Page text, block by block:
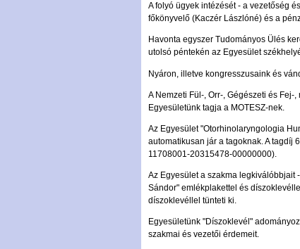
A folyó ügyek intézését - a vezetőség
főkönyvelő (Kaczér Lászlóné) és a
Havonta egyszer Tudományos Ülés
utolsó péntekén az Egyesület
Nyáron, illetve kongresszusaink és
A Nemzeti Fül-, Orr-, Gégészeti és
Egyesületünk tagja a MOTESZ-nek.
Az Egyesület "Otorhinolaryngologia
automatikusan jár a tagoknak. A tagdíj
11708001-20315478-00000000).
Az Egyesület a szakma legkiválóbbjait
Sándor" emlékplakettel és
díszoklevéllel tünteti ki.
Egyesületünk "Díszoklevél"
szakmai és vezetői érdemeit.